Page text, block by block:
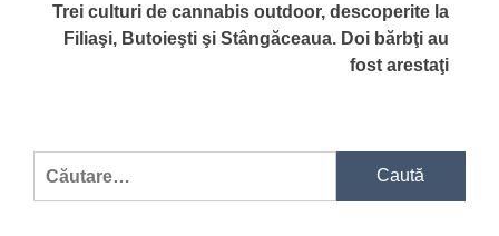
Trei culturi de cannabis outdoor, descoperite la
Filiaşi, Butoieşti şi Stângăceaua. Doi bărbţi au
fost arestaţi